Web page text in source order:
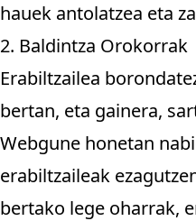
hauek antolatzea eta
2. Baldintza Orokorrak
Erabiltzailea
bertan, eta gainera,
Webgune honetan
erabiltzaileak
bertako lege oharrak,